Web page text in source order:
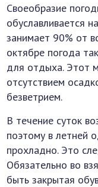
Своеобразие
обуславливается
занимает 90% от
октябре погода
для отдыха. Этот
отсутствием
безветрием.
В течение суток
поэтому в летней
прохладно. Это
Обязательно во
быть закрытая